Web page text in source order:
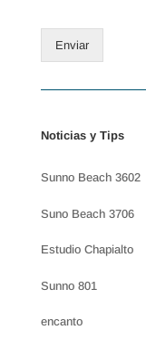
Enviar
Noticias y Tips
Sunno Beach 3602
Suno Beach 3706
Estudio Chapialto
Sunno 801
encanto